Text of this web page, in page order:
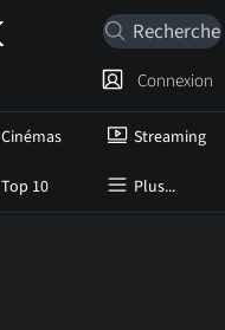
Cinémas Streaming
Top 10 Plus...
Connexion